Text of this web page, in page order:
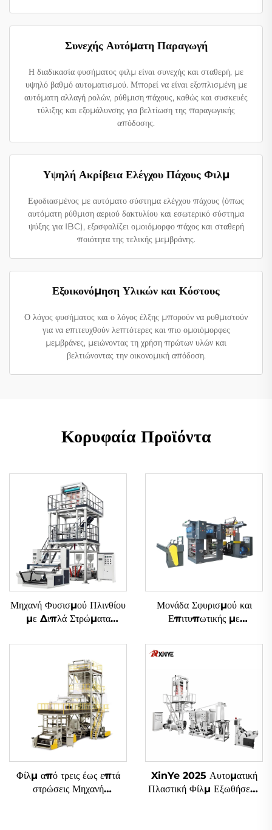
Συνεχής Αυτόματη Παραγωγή
Η διαδικασία φυσήματος φιλμ είναι συνεχής και σταθερή, με
υψηλό βαθμό αυτοματισμού. Μπορεί να είναι εξοπλισμένη με
αυτόματη αλλαγή ρολών, ρύθμιση πάχους, καθώς και συσκευές
τύλιξης και εξομάλυνσης για βελτίωση της παραγωγικής
απόδοσης.
Υψηλή Ακρίβεια Ελέγχου Πάχους Φιλμ
Εφοδιασμένος με αυτόματο σύστημα ελέγχου πάχους (όπως
αυτόματη ρύθμιση αεριού δακτυλίου και εσωτερικό σύστημα
ψύξης για IBC), εξασφαλίζει ομοιόμορφο πάχος και σταθερή
ποιότητα της τελικής μεμβράνης.
Εξοικονόμηση Υλικών και Κόστους
Ο λόγος φυσήματος και ο λόγος έλξης μπορούν να ρυθμιστούν
για να επιτευχθούν λεπτότερες και πιο ομοιόμορφες
μεμβράνες, μειώνοντας τη χρήση πρώτων υλών και
βελτιώνοντας την οικονομική απόδοση.
Κορυφαία Προϊόντα
Μηχανή Φυσισμού Πλινθίου
με Διπλά Στρώματα
και Γυριστής Κεφαλής
Μονάδα Σφυρισμού και
Επιτυπωτικής με
Φίλμ από τρεις έως επτά
στρώσεις Μηχανή
XinYe 2025 Αυτοματική
Πλαστική Φίλμ Εξωθήσεως